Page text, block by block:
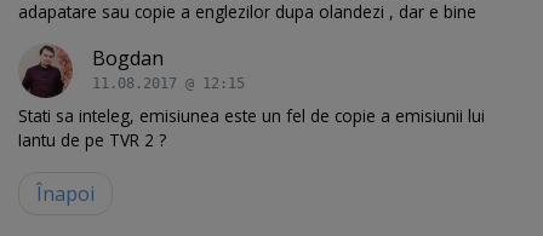
adapatare sau copie a englezilor dupa olandezi , dar e bine
Bogdan
11.08.2017 @ 12:15
Stati sa inteleg, emisiunea este un fel de copie a emisiunii lui
Iantu de pe TVR 2 ?
Înapoi